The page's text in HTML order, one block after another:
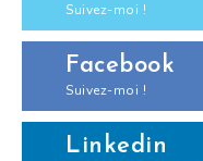
Suivez-moi !
Facebook
Suivez-moi !
Linkedin